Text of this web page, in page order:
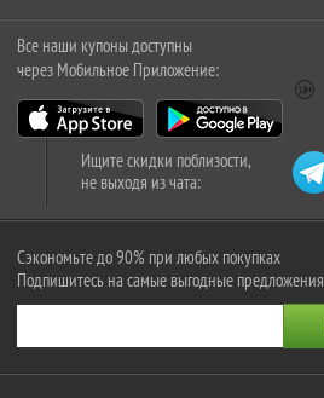
Все наши купоны доступны
через Мобильное Приложение:
Ищите скидки поблизости,
не выходя из чата:
Сэкономьте до 90% при любых покупках
Подпишитесь на самые выгодные предложения